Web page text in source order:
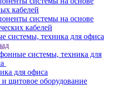
кабелей
системы на основе
кабелей
системы, техника для офиса
системы, техника для
для офиса
щитовое оборудование